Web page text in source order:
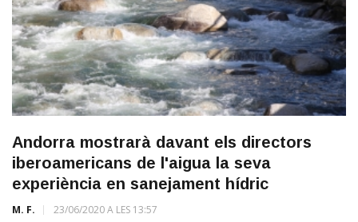
Andorra mostrarà davant els directors
iberoamericans de l'aigua la seva
experiència en sanejament hídric
M. F. 23/06/2020 A LES 13:57